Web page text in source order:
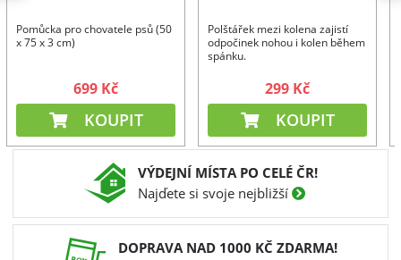
Pomůcka pro chovatele psů (50
x 75 x 3 cm)
699 Kč
KOUPIT
Polštářek mezi kolena zajistí
odpočinek nohou i kolen během
spánku.
299 Kč
KOUPIT
VÝDEJNÍ MÍSTA PO CELÉ ČR!
Najďete si svoje nejbližší
DOPRAVA NAD 1000 KČ ZDARMA!